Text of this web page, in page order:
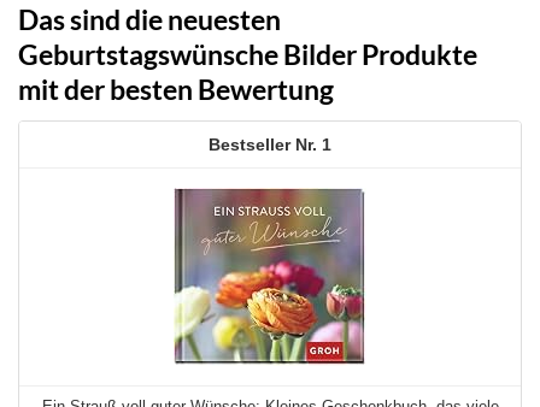
Das sind die neuesten
Geburtstagswünsche Bilder Produkte
mit der besten Bewertung
1